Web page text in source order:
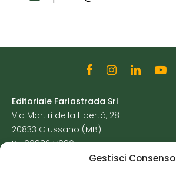
Gestisci Consenso
Editoriale Farlastrada Srl
Via Martiri della Libertà, 28
20833 Giussano (MB)
P.I. 06982770965